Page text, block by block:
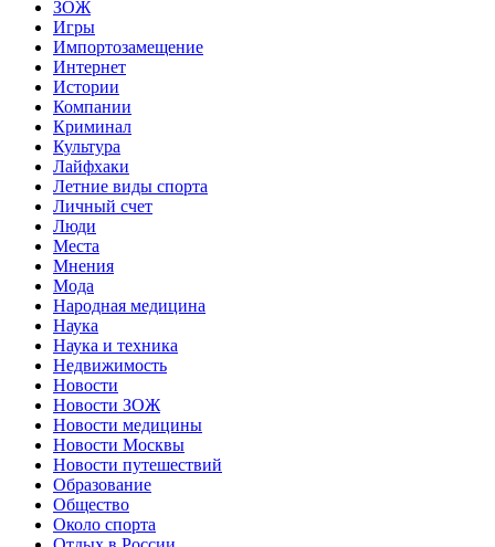
ЗОЖ
Игры
Импортозамещение
Интернет
Истории
Компании
Криминал
Культура
Лайфхаки
Летние виды спорта
Личный счет
Люди
Места
Мнения
Мода
Народная медицина
Наука
Наука и техника
Недвижимость
Новости
Новости ЗОЖ
Новости медицины
Новости Москвы
Новости путешествий
Образование
Общество
Около спорта